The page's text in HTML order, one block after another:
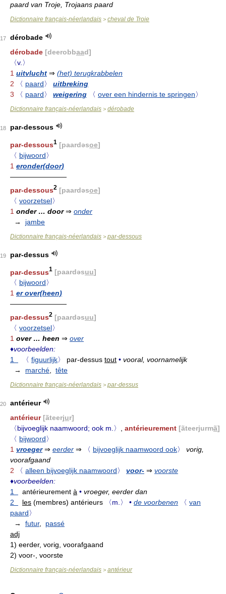
paard van Troje, Trojaans paard
Dictionnaire français-néerlandais > cheval de Troie
17
dérobade
dérobade [deerobbaad]
〈v.〉
1 uitvlucht ⇒ (het) terugkrabbelen
2
〈 paard〉
uitbreking
3
〈 paard〉 weigering 〈 over een hindernis te springen〉
Dictionnaire français-néerlandais > dérobade
18 par-dessous
par-dessous1 [paardəsoe]
〈 bijwoord〉
1 eronder(door)
————————
par-dessous2 [paardəsoe]
〈 voorzetsel〉
1 onder … door⇒ onder
→ jambe
Dictionnaire français-néerlandais > par-dessous
19 par-dessus
par-dessus1 [paardəsuu]
〈 bijwoord〉
1 er over(heen)
————————
par-dessus2 [paardəsuu]
〈 voorzetsel〉
1 over … heen ⇒ over
♦voorbeelden:
1
〈 figuurlijk〉 par-dessus tout • vooral, voornamelijk
→ marché tête
Dictionnaire français-néerlandais > par-dessus
20
antérieur
antérieur [ãteerjur]
〈bijvoeglijk naamwoord; ook m.〉
antérieurement [ãteerjurmã]
〈 bijwoord〉
1 vroeger⇒ eerder ⇒ 〈 bijvoeglijk naamwoord ook〉
vorig,
voorafgaand
2
〈 alleen bijvoeglijk naamwoord〉 voor- ⇒ voorste
♦voorbeelden:
1
antérieurement à • vroeger, eerder dan
2
les (membres) antérieurs 〈m.〉 • de voorbenen 〈 van
paard〉
→ futur, passé
adj
1) eerder, vorig, voorafgaand
2) voor-, voorste
Dictionnaire français-néerlandais > antérieur